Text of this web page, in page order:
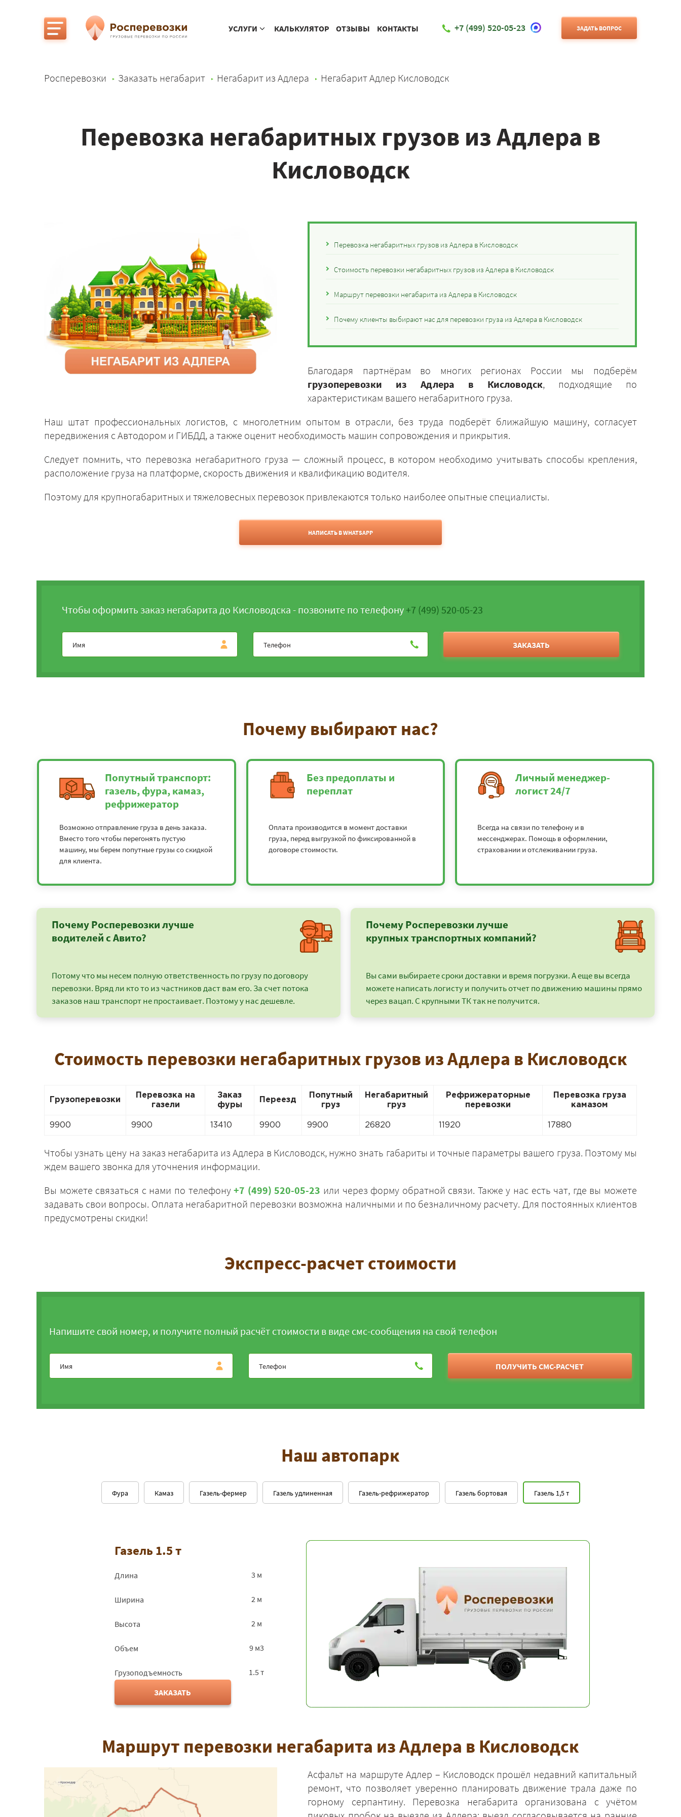
УСЛУГИ КАЛЬКУЛЯТОР ОТЗЫВЫ КОНТАКТЫ +7 (499) 520-05-23 ЗАДАТЬ ВОПРОС
Росперевозки Заказать негабарит Негабарит из Адлера Негабарит Адлер Кисловодск
Перевозка негабаритных грузов из Адлера в
Кисловодск
Перевозка негабаритных грузов из Адлера в Кисловодск
Стоимость перевозки негабаритных грузов из Адлера в Кисловодск
Маршрут перевозки негабарита из Адлера в Кисловодск
Почему клиенты выбирают нас для перевозки груза из Адлера в Кисловодск
Благодаря партнёрам во многих регионах России мы подберём
грузоперевозки из Адлера в Кисловодск, подходящие по
характеристикам вашего негабаритного груза.
Наш штат профессиональных логистов, с многолетним опытом в отрасли, без труда подберёт ближайшую машину, согласует
передвижения с Автодором и ГИБДД, а также оценит необходимость машин сопровождения и прикрытия.
Следует помнить, что перевозка негабаритного груза — сложный процесс, в котором необходимо учитывать способы крепления,
расположение груза на платформе, скорость движения и квалификацию водителя.
Поэтому для крупногабаритных и тяжеловесных перевозок привлекаются только наиболее опытные специалисты.
НАПИСАТЬ В WHATSAPP
Чтобы оформить заказ негабарита до Кисловодска - позвоните по телефону+7 (499) 520-05-23
ЗАКАЗАТЬ
Почему выбирают нас?
Попутный транспорт:
газель, фура, камаз,
рефрижератор
Возможно отправление груза в день заказа.
Вместо того чтобы перегонять пустую
машину, мы берем попутные грузы со скидкой
для клиента.
Без предоплаты и
переплат
Оплата производится в момент доставки
груза, перед выгрузкой по фиксированной в
договоре стоимости.
Личный менеджер-
логист 24/7
Всегда на связи по телефону и в
мессенджерах. Помощь в оформлении,
страховании и отслеживании груза.
Почему Росперевозки лучше
водителей с Авито?
Потому что мы несем полную ответственность по грузу по договору
перевозки. Вряд ли кто то из частников даст вам его. За счет потока
заказов наш транспорт не простаивает. Поэтому у нас дешевле.
Почему Росперевозки лучше
крупных транспортных компаний?
Вы сами выбираете сроки доставки и время погрузки. А еще вы всегда
можете написать логисту и получить отчет по движению машины прямо
через вацап. С крупными ТК так не получится.
Стоимость перевозки негабаритных грузов из Адлера в Кисловодск
Грузоперевозки
Перевозка на
газели
Заказ
фуры
Переезд
Попутный
груз
Негабаритный
груз
Рефрижераторные
перевозки
Перевозка груза
камазом
9900 9900 13410 9900 9900 26820 11920 17880
Чтобы узнать цену на заказ негабарита из Адлера в Кисловодск, нужно знать габариты и точные параметры вашего груза. Поэтому мы
ждем вашего звонка для уточнения информации.
Вы можете связаться с нами по телефону+7 (499) 520-05-23 или через форму обратной связи. Также у нас есть чат, где вы можете
задавать свои вопросы. Оплата негабаритной перевозки возможна наличными и по безналичному расчету. Для постоянных клиентов
предусмотрены скидки!
Экспресс-расчет стоимости
Напишите свой номер, и получите полный расчёт стоимости в виде смс-сообщения на свой телефон
ПОЛУЧИТЬ СМС-РАСЧЕТ
Наш автопарк
Газель 1,5 т
Газель удлиненная Газель бортовая
Газель-рефрижератор
Газель-фермер
Камаз
Фура
Газель 1.5 т
Длина 3 м
Ширина 2 м
Высота 2 м
Объем 9 м3
Грузоподъемность
1.5 т
ЗАКАЗАТЬ
Маршрут перевозки негабарита из Адлера в Кисловодск
Асфальт на маршруте Адлер – Кисловодск прошёл недавний капитальный
ремонт, что позволяет уверенно планировать движение трала даже по
горному серпантину. Перевозка негабарита организована с учётом
+7 (499) 520-05-23